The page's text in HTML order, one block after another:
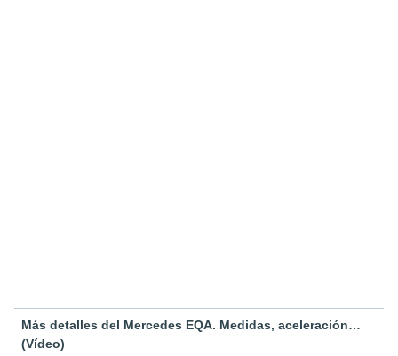
Más detalles del Mercedes EQA. Medidas, aceleración…
(Vídeo)